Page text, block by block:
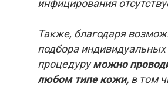
инфицирования
Также, благодаря
подбора индивидуальных
процедуруможно
любом типе кожи, в том